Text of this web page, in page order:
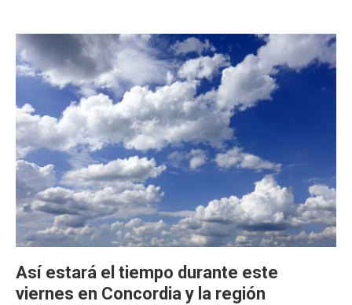
Así estará el tiempo durante este
viernes en Concordia y la región